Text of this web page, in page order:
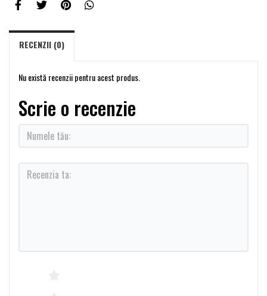
RECENZII (0)
Nu există recenzii pentru acest produs.
Scrie o recenzie